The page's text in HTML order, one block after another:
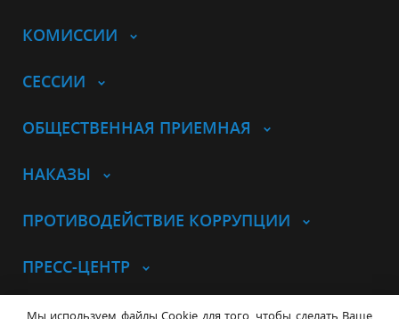
КОМИССИИ
СЕССИИ
ОБЩЕСТВЕННАЯ ПРИЕМНАЯ
НАКАЗЫ
ПРОТИВОДЕЙСТВИЕ КОРРУПЦИИ
ПРЕСС-ЦЕНТР
© Совет депутатов города
Мы используем файлы Cookie для того, чтобы сделать Ваше